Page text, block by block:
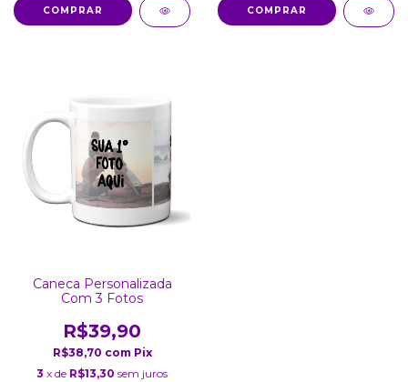
COMPRAR COMPRAR
Caneca Personalizada
Com 3 Fotos
R$39,90
R$38,70 com Pix
3 x de R$13,30 sem juros